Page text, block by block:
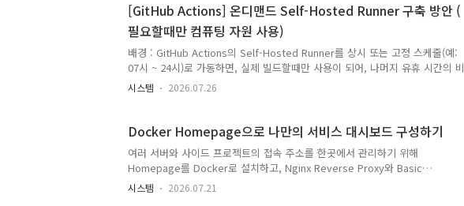
[GitHub Actions] 온디맨드 Self-Hosted Runner 구축 방안 (
필요할때만 컴퓨팅 자원 사용)
배경 : GitHub Actions의 Self-Hosted Runner를 상시 또는 고정 스케줄(예:
07시 ~ 24시)로 가동하면, 실제 빌드할때만 사용이 되어, 나머지 유휴 시간의 비
용이 계속 발생합니다.물론 낮은사양의 EC2를 켜두거나, AWS EventBridge
Scheduler를 사용하여 특정시간에만 동작하는것도 방법입니다. (지난번 포스팅
드가 있을 때만 러너 머신을 자동으로 기동하고, 잡이 끝나면 스스로 종료되도록
구성하여 유휴 비용을 제거합니다.본 문서에서는 AWS EC2, GCP GCE, On-
Premise 각각의 구축 방안을 정리합니다. 1. 개요온디맨드 방식은 어떤 플랫폼
이든 아래 세 가지 원리로 동작합니다..
시스템 2026.07.26
Docker Homepage으로 나만의 서비스 대시보드 구성하기
여러 서버와 사이드 프로젝트의 접속 주소를 한곳에서 관리하기 위해
Homepage를 Docker로 설치하고, Nginx Reverse Proxy와 Basic
Authentication을 적용하여 외부에서도 안전하게 접근할 수 있도록 구성하였습
니다.홈 서버와 개인 프로젝트를 운영하다 보면 접속해야 할 주소가 계속 늘어납
시스템 2026.07.21